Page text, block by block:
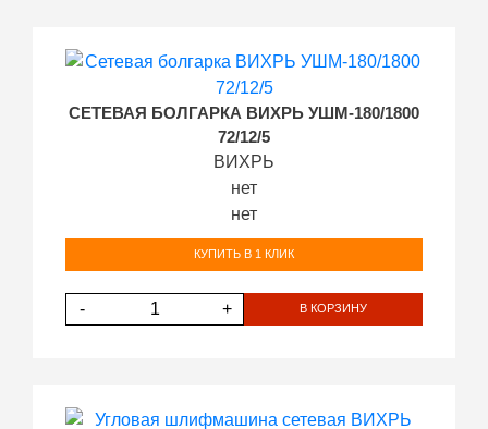
СЕТЕВАЯ БОЛГАРКА ВИХРЬ УШМ-180/1800
72/12/5
ВИХРЬ
нет
нет
КУПИТЬ В 1 КЛИК
- + В КОРЗИНУ